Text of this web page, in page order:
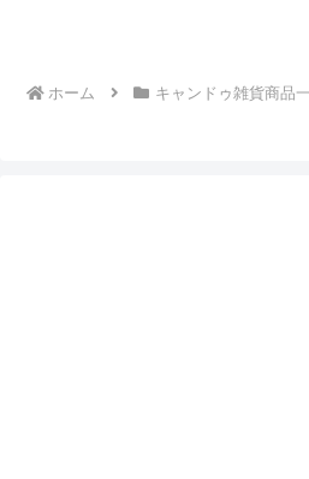
ホーム キャンドゥ雑貨商品